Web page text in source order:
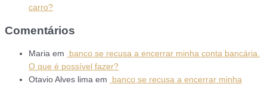
carro?
Comentários
Maria em
banco se recusa a encerrar minha conta bancária.
O que é possível fazer?
Otavio Alves lima em
banco se recusa a encerrar minha